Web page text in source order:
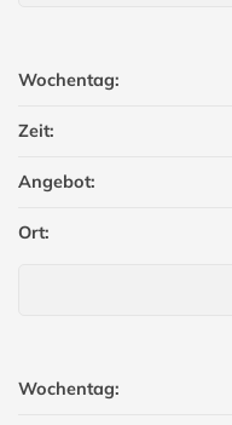
Wochentag:
Zeit:
Angebot:
Ort:
Wochentag: